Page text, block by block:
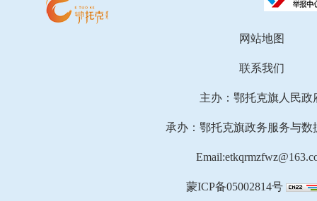
网站地图
联系我们
主办：鄂托克旗人民政
承办：鄂托克旗政务服务与数
蒙ICP备05002814号